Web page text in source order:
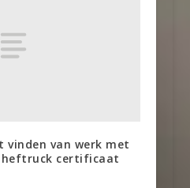
vinden van werk met
heftruck certificaat